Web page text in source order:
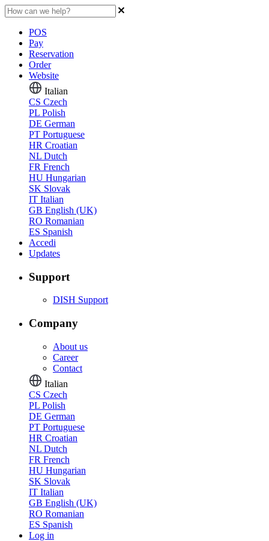
POS
Pay
Reservation
Order
Website
Italian
CS Czech
PL Polish
DE German
PT Portuguese
HR Croatian
NL Dutch
FR French
HU Hungarian
SK Slovak
IT Italian
GB English (UK)
RO Romanian
ES Spanish
Accedi
Updates
Support
DISH Support
Company
About us
Career
Contact
Italian
CS Czech
PL Polish
DE German
PT Portuguese
HR Croatian
NL Dutch
FR French
HU Hungarian
SK Slovak
IT Italian
GB English (UK)
RO Romanian
ES Spanish
Log in